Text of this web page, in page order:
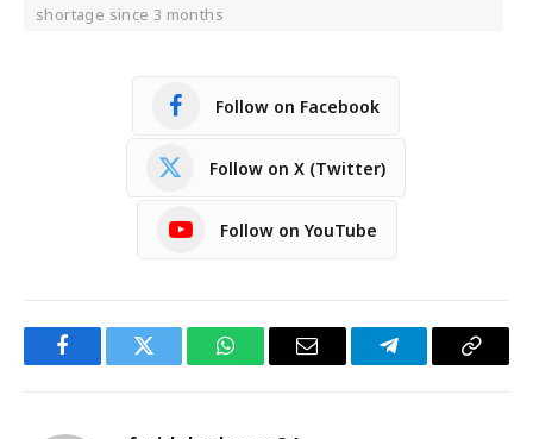
shortage since 3 months
Follow on Facebook
Follow on X (Twitter)
Follow on YouTube
FacebookTwitter WhatsAppEmail TelegramCopy